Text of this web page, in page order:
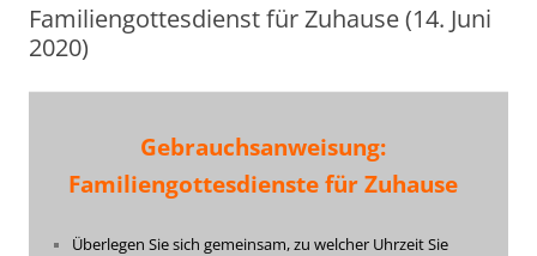
Familiengottesdienst für Zuhause (14. Juni
2020)
Gebrauchsanweisung:
Familiengottesdienste für Zuhause
Überlegen Sie sich gemeinsam, zu welcher Uhrzeit Sie